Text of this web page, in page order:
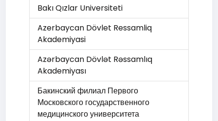
Bakı Qızlar Universiteti
Azerbaycan Dövlet Ressamliq
Akademiyasi
Azərbaycan Dövlət Rəssamlıq
Akademiyası
Бакинский филиал Первого
Московского государственного
медицинского университета